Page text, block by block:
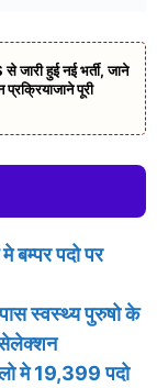
हुई नई भर्ती, जाने
पूरी
पदो पर
स्वस्थ्य पुरुषो के
सेलेक्शन
मे 19,399 पदो